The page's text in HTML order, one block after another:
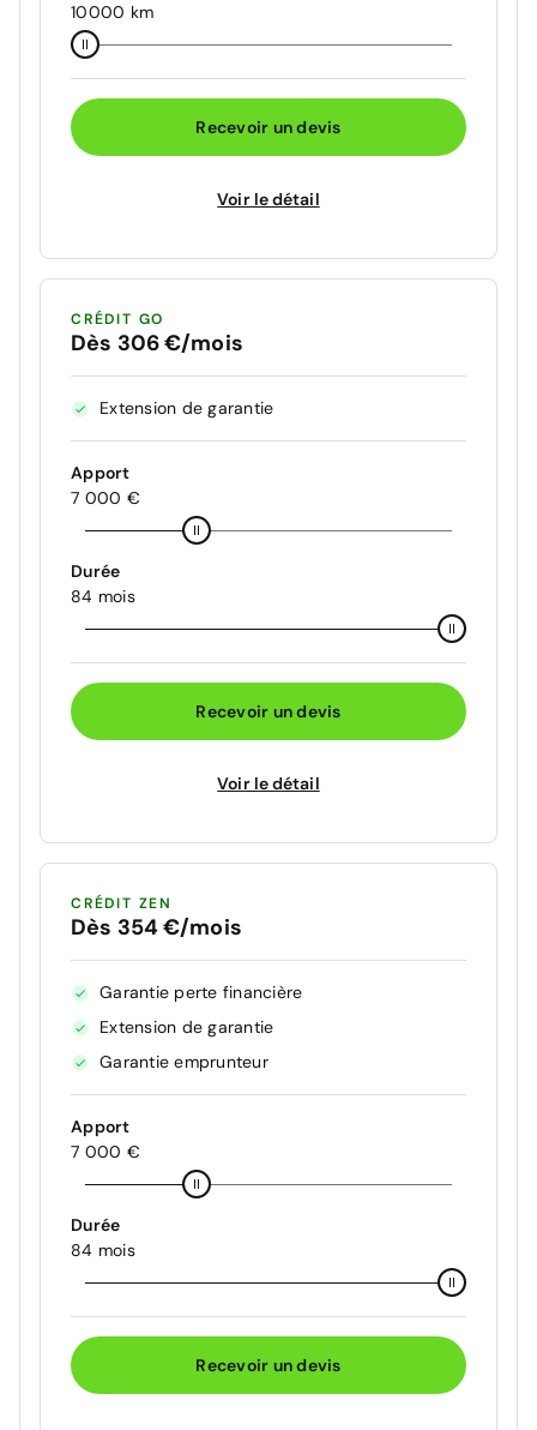
10000 km
Recevoir un devis
Voir le détail
CRÉDIT GO
Dès 306 €/mois
Extension de garantie
Apport
7 000 €
Durée
84 mois
Recevoir un devis
Voir le détail
CRÉDIT ZEN
Dès 354 €/mois
Garantie perte financière
Extension de garantie
Garantie emprunteur
Apport
7 000 €
Durée
84 mois
Recevoir un devis